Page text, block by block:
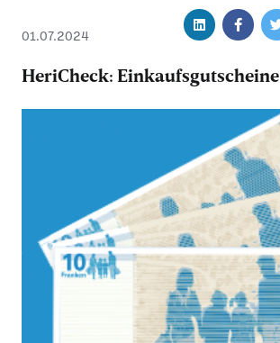
01.07.2024
HeriCheck: Einkaufsgutscheine